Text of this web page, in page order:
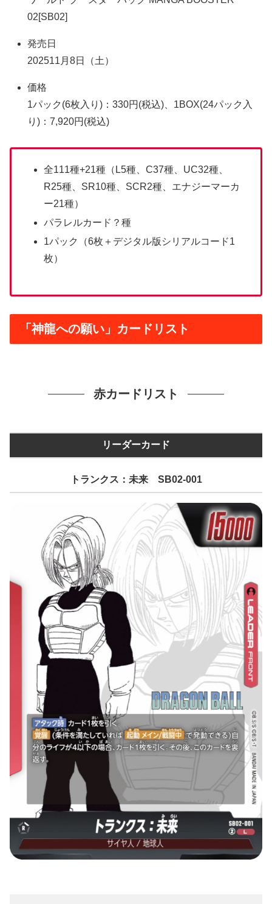
02[SB02]
発売日
202511月8日（土）
価格
1パック(6枚入り)：330円(税込)、1BOX(24パック入
り)：7,920円(税込)
全111種+21種（L5種、C37種、UC32種、
R25種、SR10種、SCR2種、エナジーマーカ
ー21種）
パラレルカード？種
1パック（6枚＋デジタル版シリアルコード1
枚）
「神龍への願い」カードリスト
赤カードリスト
リーダーカード
トランクス：未来 SB02-001